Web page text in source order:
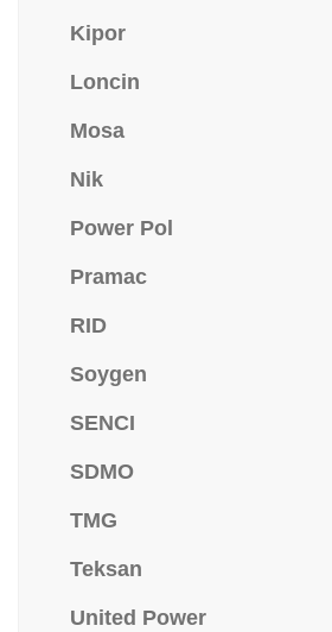
Kipor
Loncin
Mosa
Nik
Power Pol
Pramac
RID
Soygen
SENCI
SDMO
TMG
Teksan
United Power